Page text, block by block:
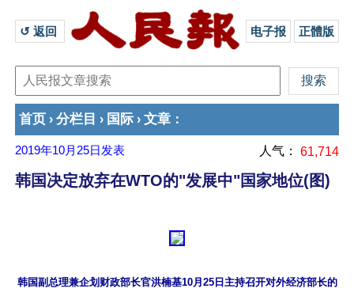
↺ 返回 电子报 正體版
首页 › 分栏目 › 国际 › 文章 ：
2019年10月25日 发表 人气： 61,714
韩国决定放弃在WTO的"发展中"国家地位(图)
韩国副总理兼企划财政部长官洪楠基10月25日主持召开对外经济部长的